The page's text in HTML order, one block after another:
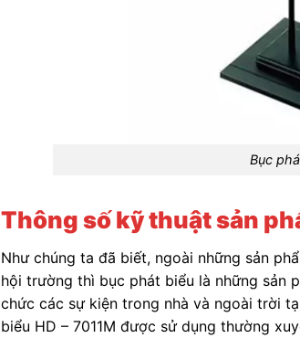
Bục
Thông số kỹ thuật sản
Như chúng ta đã biết, ngoài những sản
hội trường thì bục phát biểu là những sản
chức các sự kiện trong nhà và ngoài trời
biểu HD – 7011M được sử dụng thường